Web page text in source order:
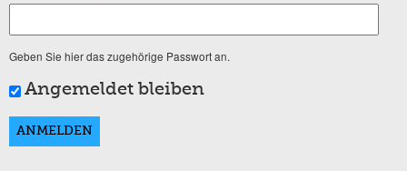
Geben Sie hier das zugehörige Passwort an.
Angemeldet bleiben